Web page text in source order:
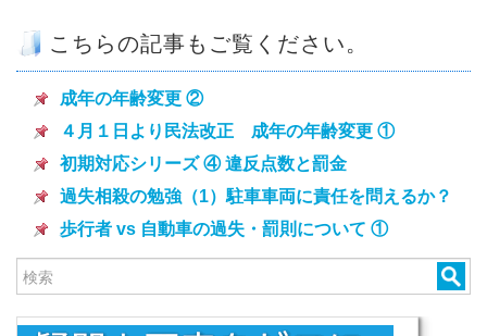
こちらの記事もご覧ください。
成年の年齢変更 ②
４月１日より民法改正 成年の年齢変更 ①
初期対応シリーズ ④ 違反点数と罰金
過失相殺の勉強（1）駐車車両に責任を問えるか？
歩行者 vs 自動車の過失・罰則について ①